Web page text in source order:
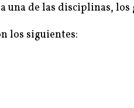
una de las disciplinas,
los siguientes: